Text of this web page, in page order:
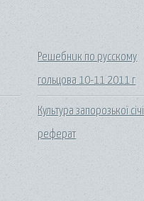
Решебник по русскому
гольцова 10-11 2011 г
Культура запорозької січі
реферат